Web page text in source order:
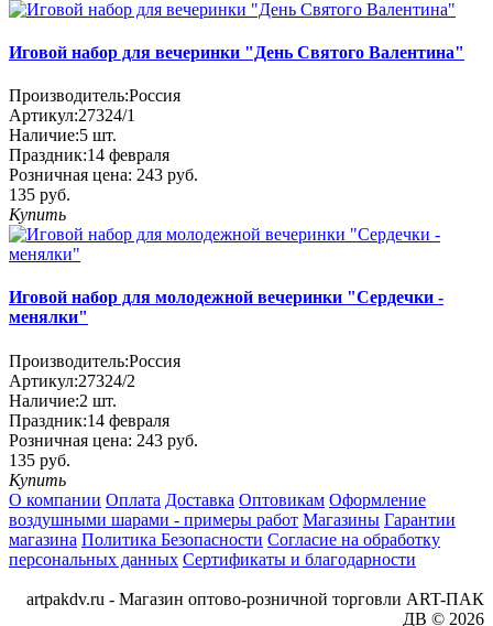
Иговой набор для вечеринки "День Святого Валентина"
Производитель:Россия
Артикул:27324/1
Наличие:5 шт.
Праздник:14 февраля
Розничная цена: 243 руб.
135 руб.
Купить
Иговой набор для молодежной вечеринки "Сердечки -
менялки"
Производитель:Россия
Артикул:27324/2
Наличие:2 шт.
Праздник:14 февраля
Розничная цена: 243 руб.
135 руб.
Купить
О компании Оплата Доставка Оптовикам Оформление
воздушными шарами - примеры работ Магазины Гарантии
магазина Политика Безопасности Согласие на обработку
персональных данных Сертификаты и благодарности
artpakdv.ru - Магазин оптово-розничной торговли ART-ПАК
ДВ © 2026